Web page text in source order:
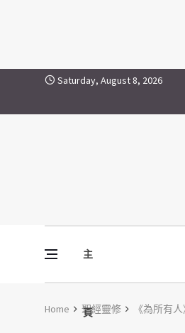
Skip to contentSaturday, August 8, 2026
主
頁
Vine Media
葡萄樹傳媒
Home 聖經靈修 《為所有